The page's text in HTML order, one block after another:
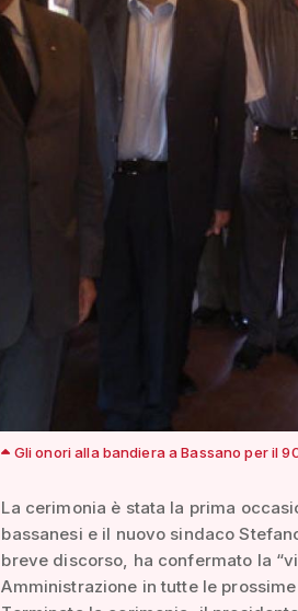
Gli onori alla bandiera a Bassano per il
La cerimonia è stata la prima
bassanesi e il nuovo sindaco
breve discorso, ha confermato la
Amministrazione in tutte le